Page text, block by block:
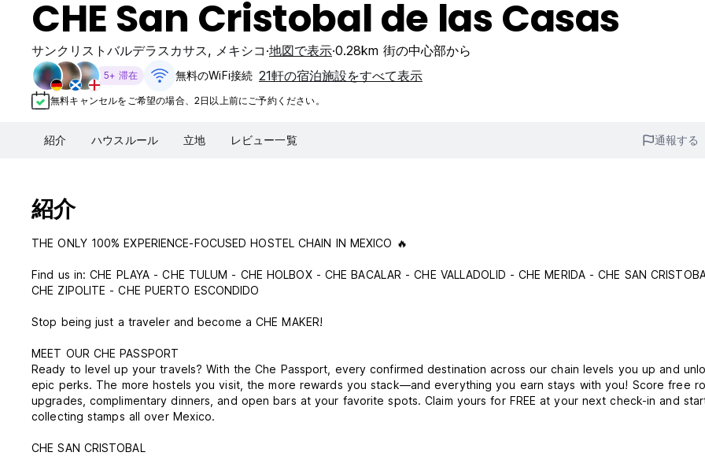
CHE San Cristobal de las Casas
サンクリストバルデラスカサス, メキシコ 地図で表示 0.28km 街の中心部から
5+ 滞在 無料のWiFi接続 21軒の宿泊施設をすべて表示
無料キャンセルをご希望の場合、2日以上前にご予約ください。
紹介 ハウスルール 立地 レビュー一覧 通報する
紹介
THE ONLY 100% EXPERIENCE-FOCUSED HOSTEL CHAIN IN MEXICO 🔥
Find us in: CHE PLAYA - CHE TULUM - CHE HOLBOX - CHE BACALAR - CHE VALLADOLID - CHE MERIDA - CHE SAN
CHE ZIPOLITE - CHE PUERTO ESCONDIDO
Stop being just a traveler and become a CHE MAKER!
MEET OUR CHE PASSPORT
Ready to level up your travels? With the Che Passport, every confirmed destination across our chain levels you up and
epic perks. The more hostels you visit, the more rewards you stack—and everything you earn stays with you! Score free
upgrades, complimentary dinners, and open bars at your favorite spots. Claim yours for FREE at your next check-in and
collecting stamps all over Mexico.
CHE SAN CRISTOBAL